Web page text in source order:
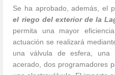
Se ha aprobado, además, el
el riego del exterior de la
permita una mayor
actuación se realizará
una válvula de esfera, una
acerado, dos programadores